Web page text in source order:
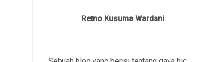
Retno Kusuma Wardani